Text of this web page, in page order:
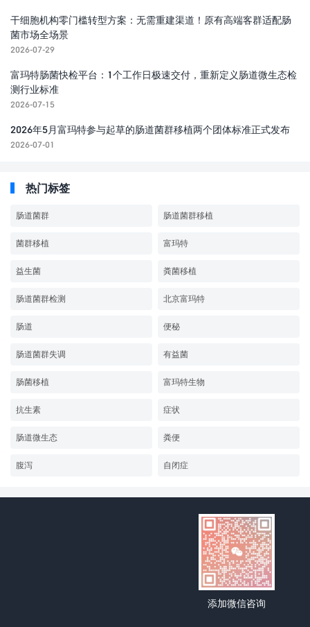
干细胞机构零门槛转型方案：无需重建渠道！原有高端客群适配肠
菌市场全场景
2026-07-29
富玛特肠菌快检平台：1个工作日极速交付，重新定义肠道微生态检
测行业标准
2026-07-15
2026年5月富玛特参与起草的肠道菌群移植两个团体标准正式发布
2026-07-01
热门标签
肠道菌群 肠道菌群移植
菌群移植 富玛特
益生菌 粪菌移植
肠道菌群检测 北京富玛特
肠道 便秘
肠道菌群失调 有益菌
肠菌移植 富玛特生物
抗生素 症状
肠道微生态 粪便
腹泻 自闭症
添加微信咨询